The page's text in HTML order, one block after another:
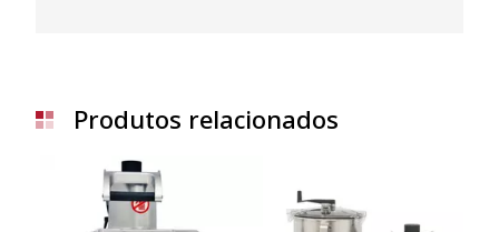
Produtos relacionados